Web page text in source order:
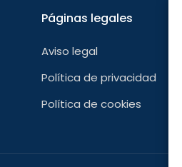
Páginas legales
Aviso legal
Política de privacidad
Política de cookies